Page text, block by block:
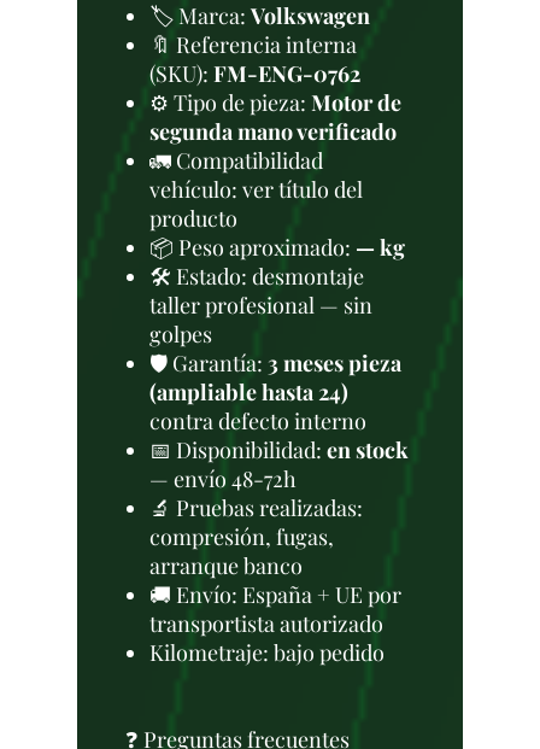
🏷️ Marca: Volkswagen
🔖 Referencia interna
(SKU): FM-ENG-0762
⚙️ Tipo de pieza: Motor de
segunda mano verificado
🚛 Compatibilidad
vehículo: ver título del
producto
📦 Peso aproximado: — kg
🛠 Estado: desmontaje
taller profesional — sin
golpes
🛡️ Garantía: 3 meses pieza
(ampliable hasta 24)
contra defecto interno
📅 Disponibilidad: en stock
— envío 48-72h
🔬 Pruebas realizadas:
compresión, fugas,
arranque banco
🚚 Envío: España + UE por
transportista autorizado
Kilometraje: bajo pedido
❓ Preguntas frecuentes